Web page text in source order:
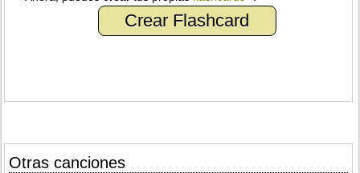
Crear Flashcard
Otras canciones